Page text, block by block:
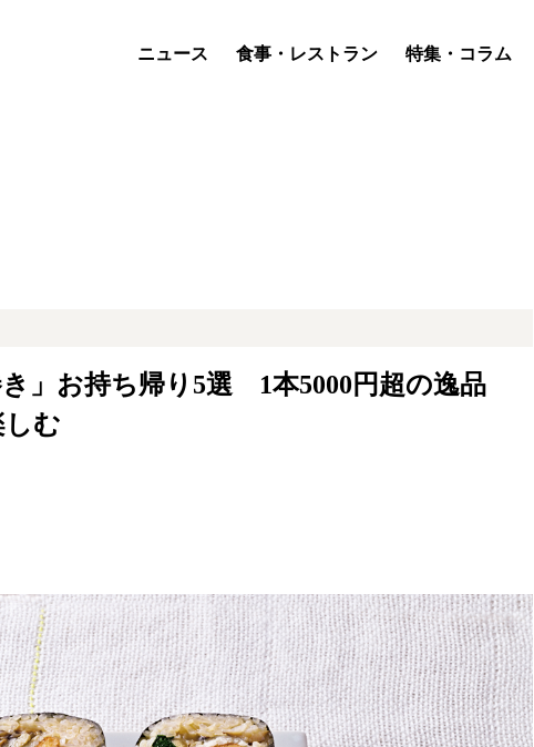
ニュース 食事・レストラン 特集・コラム
き」お持ち帰り5選 1本5000円超の逸品
しむ